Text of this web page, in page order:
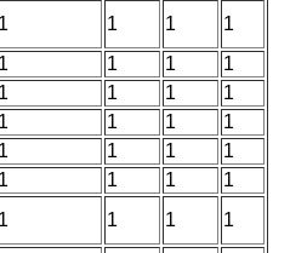
1 1 1
1
1 1 1
1
1 1 1
1
1 1 1
1
1 1 1
1
1 1 1
1
1 1 1 1